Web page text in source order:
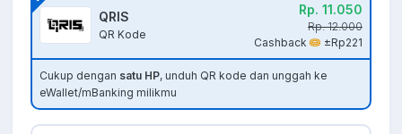
QRIS
QR Kode
Rp. 11.050
Rp. 12.000
Cashback
±Rp221
Cukup dengan satu HP, unduh QR kode dan unggah ke
eWallet/mBanking milikmu